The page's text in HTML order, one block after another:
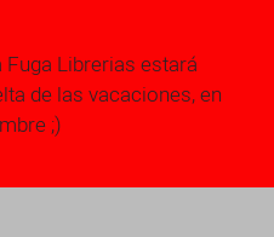
Fuga Librerias estará
de las vacaciones, en
;)